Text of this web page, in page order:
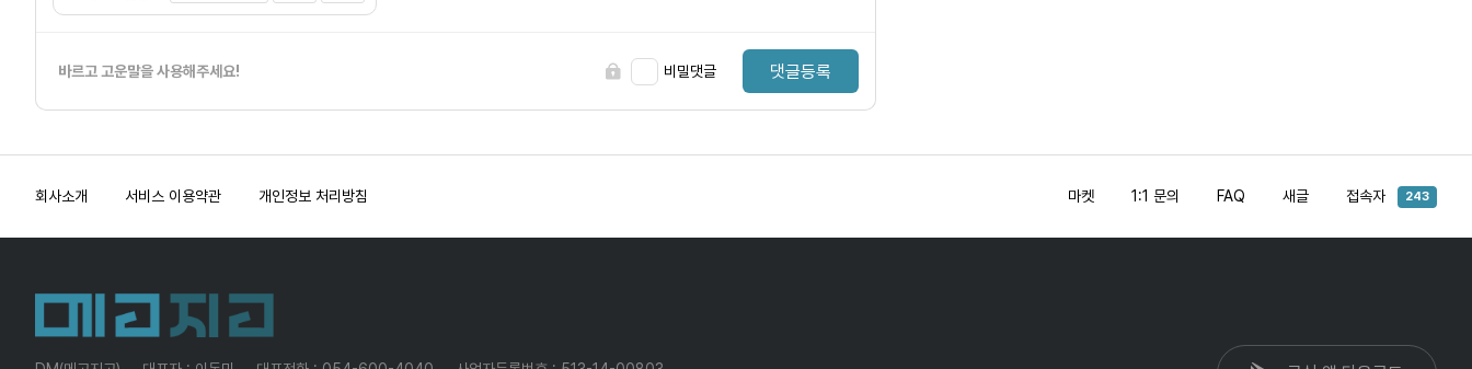
바르고 고운말을 사용해주세요! 비밀댓글 댓글등록
회사소개 서비스 이용약관 개인정보 처리방침 마켓 1:1 문의 FAQ 새글 접속자 243